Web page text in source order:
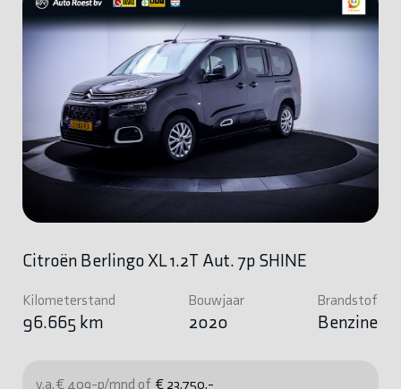
Citroën Berlingo XL 1.2T Aut. 7p SHINE
Kilometerstand
96.665 km
Bouwjaar
2020
Brandstof
Benzine
v.a. € 409-p/mnd of € 23.750,-